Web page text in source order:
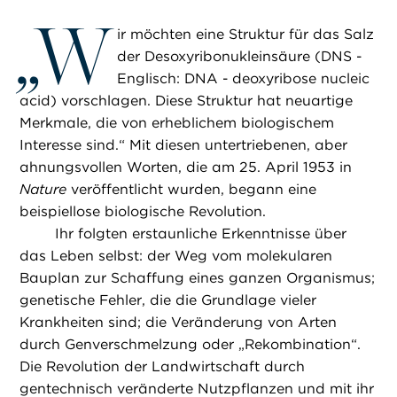
„W ir möchten eine Struktur für das Salz
der Desoxyribonukleinsäure (DNS -
Englisch: DNA - deoxyribose nucleic
acid) vorschlagen. Diese Struktur hat neuartige
Merkmale, die von erheblichem biologischem
Interesse sind.“ Mit diesen untertriebenen, aber
ahnungsvollen Worten, die am 25. April 1953 in
Nature veröffentlicht wurden, begann eine
beispiellose biologische Revolution.
Ihr folgten erstaunliche Erkenntnisse über
das Leben selbst: der Weg vom molekularen
Bauplan zur Schaffung eines ganzen Organismus;
genetische Fehler, die die Grundlage vieler
Krankheiten sind; die Veränderung von Arten
durch Genverschmelzung oder „Rekombination“.
Die Revolution der Landwirtschaft durch
gentechnisch veränderte Nutzpflanzen und mit ihr